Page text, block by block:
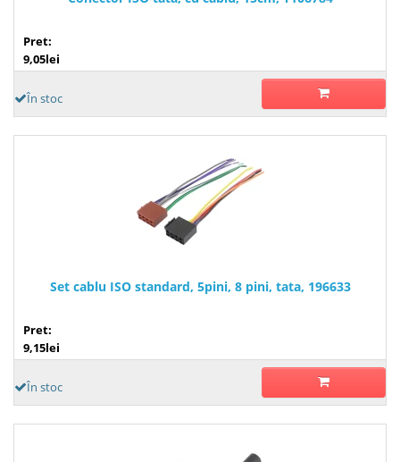
Pret:
9,05lei
În stoc
Set cablu ISO standard, 5pini, 8 pini, tata, 196633
Pret:
9,15lei
În stoc